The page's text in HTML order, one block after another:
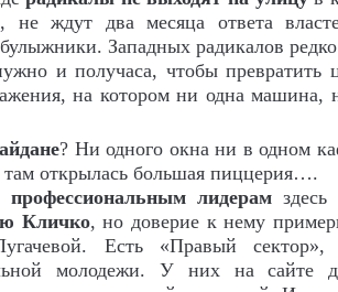
не ждут два месяца ответа
Западных радикалов
и получаса, чтобы превратить
на котором ни одна машина,
? Ни одного окна ни в одном
там открылась большая пиццерия….
профессиональным лидерам
Кличко, но доверие к нему
Есть «Правый сектор»,
молодежи. У них на сайте